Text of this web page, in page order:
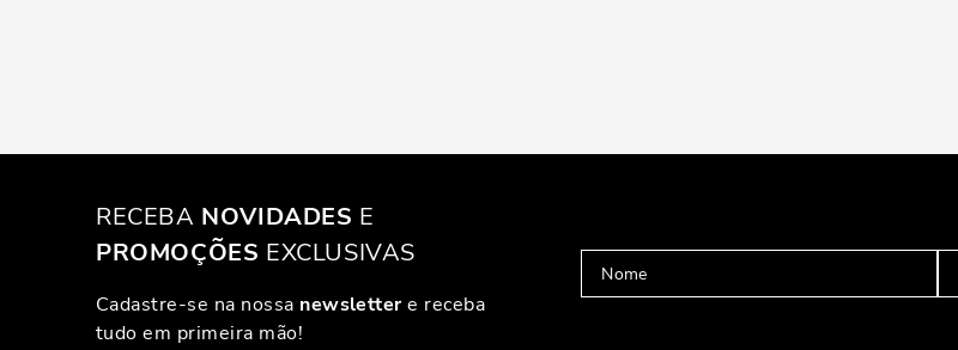
RECEBA NOVIDADES E
PROMOÇÕES EXCLUSIVAS
Cadastre-se na nossa newslettere receba
tudo em primeira mão!